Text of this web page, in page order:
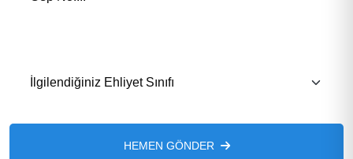
HEMEN GÖNDER